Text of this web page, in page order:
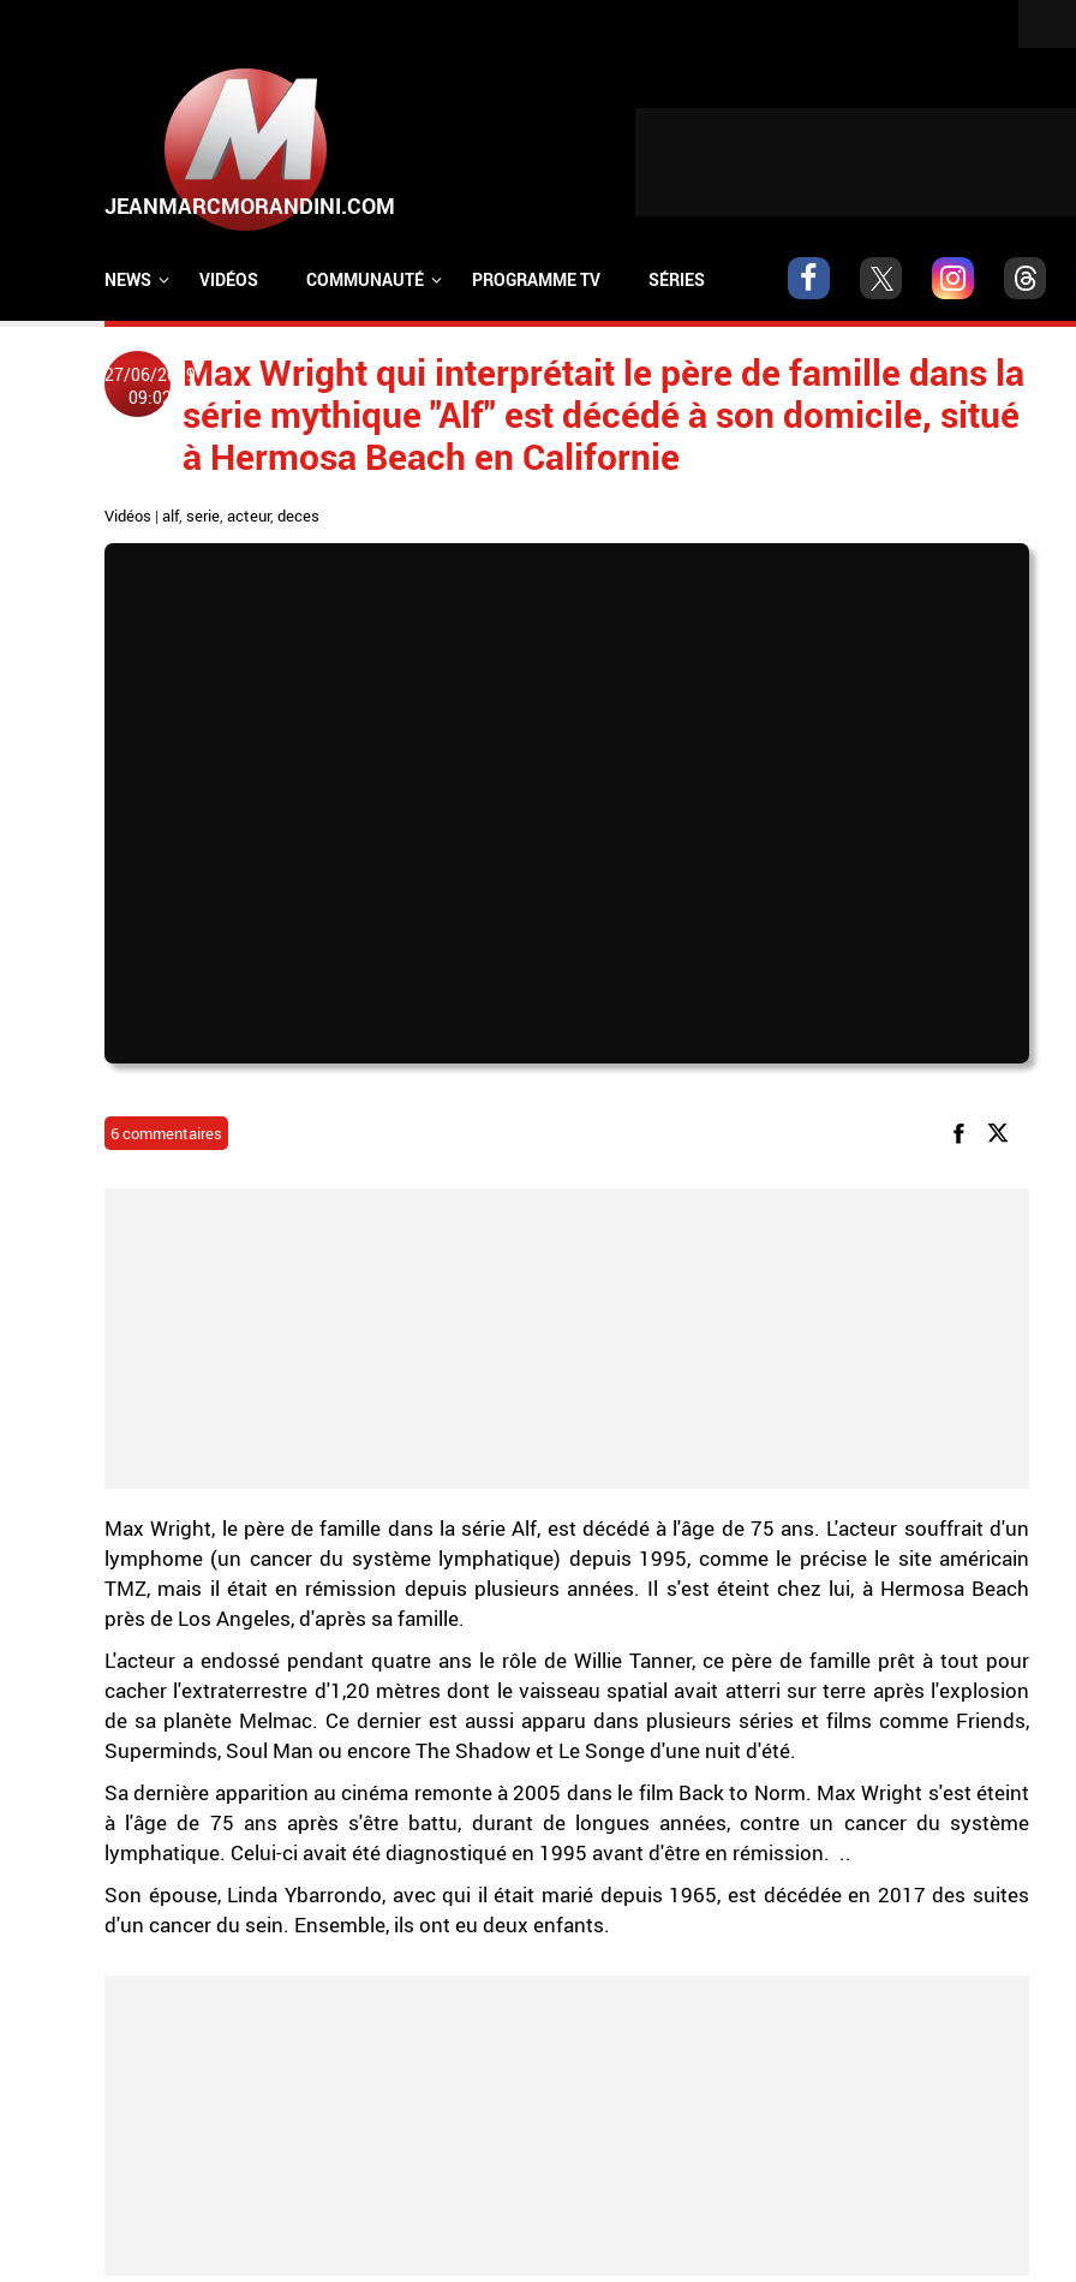
NEWS VIDÉOS COMMUNAUTÉ PROGRAMME TV SÉRIES
27/06/2019
09:02
Max Wright qui interprétait le père de famille dans la
série mythique "Alf" est décédé à son domicile, situé
à Hermosa Beach en Californie
Vidéos | alf, serie, acteur, deces
6 commentaires
Max Wright, le père de famille dans la série Alf, est décédé à l'âge de 75 ans. L'acteur souffrait d'un
lymphome (un cancer du système lymphatique) depuis 1995, comme le précise le site américain
TMZ, mais il était en rémission depuis plusieurs années. Il s'est éteint chez lui, à Hermosa Beach
près de Los Angeles, d'après sa famille.
L'acteur a endossé pendant quatre ans le rôle de Willie Tanner, ce père de famille prêt à tout pour
cacher l'extraterrestre d'1,20 mètres dont le vaisseau spatial avait atterri sur terre après l'explosion
de sa planète Melmac. Ce dernier est aussi apparu dans plusieurs séries et films comme Friends,
Superminds, Soul Man ou encore The Shadow et Le Songe d'une nuit d'été.
Sa dernière apparition au cinéma remonte à 2005 dans le film Back to Norm. Max Wright s'est éteint
à l'âge de 75 ans après s'être battu, durant de longues années, contre un cancer du système
lymphatique. Celui-ci avait été diagnostiqué en 1995 avant d'être en rémission. ..
Son épouse, Linda Ybarrondo, avec qui il était marié depuis 1965, est décédée en 2017 des suites
d'un cancer du sein. Ensemble, ils ont eu deux enfants.